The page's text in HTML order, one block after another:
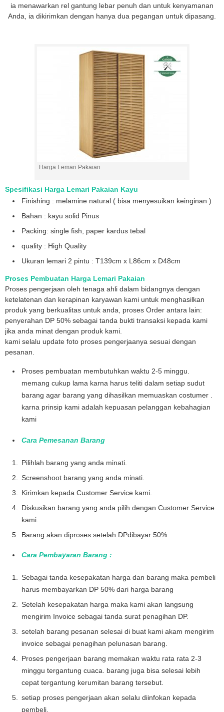
ia menawarkan rel gantung lebar penuh dan untuk kenyamanan
Anda, ia dikirimkan dengan hanya dua pegangan untuk dipasang.
Harga Lemari Pakaian
Spesifikasi Harga Lemari Pakaian Kayu
Finishing : melamine natural ( bisa menyesuikan keinginan )
Bahan : kayu solid Pinus
Packing: single fish, paper kardus tebal
quality : High Quality
Ukuran lemari 2 pintu : T139cm x L86cm x D48cm
Proses Pembuatan Harga Lemari Pakaian
Proses pengerjaan oleh tenaga ahli dalam bidangnya dengan
ketelatenan dan kerapinan karyawan kami untuk menghasilkan
produk yang berkualitas untuk anda, proses Order antara lain:
penyerahan DP 50% sebagai tanda bukti transaksi kepada kami
jika anda minat dengan produk kami.
kami selalu update foto proses pengerjaanya sesuai dengan
pesanan.
Proses pembuatan membutuhkan waktu 2-5 minggu.
memang cukup lama karna harus teliti dalam setiap sudut
barang agar barang yang dihasilkan memuaskan costumer .
karna prinsip kami adalah kepuasan pelanggan kebahagian
kami
Cara Pemesanan Barang
Pilihlah barang yang anda minati.
Screenshoot barang yang anda minati.
Kirimkan kepada Customer Service kami.
Diskusikan barang yang anda pilih dengan Customer Service
kami.
Barang akan diproses setelah DPdibayar 50%
Cara Pembayaran Barang :
Sebagai tanda kesepakatan harga dan barang maka pembeli
harus membayarkan DP 50% dari harga barang
Setelah kesepakatan harga maka kami akan langsung
mengirim Invoice sebagai tanda surat penagihan DP.
setelah barang pesanan selesai di buat kami akam mengirim
invoice sebagai penagihan pelunasan barang.
Proses pengerjaan barang memakan waktu rata rata 2-3
minggu tergantung cuaca. barang juga bisa selesai lebih
cepat tergantung kerumitan barang tersebut.
setiap proses pengerjaan akan selalu diinfokan kepada
pembeli.